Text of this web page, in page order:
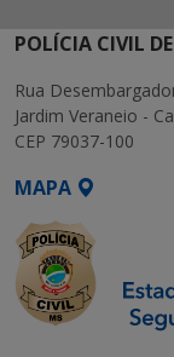
POLÍCIA CIVIL
Rua
Jardim Veraneio -
CEP 79037-100
MAPA